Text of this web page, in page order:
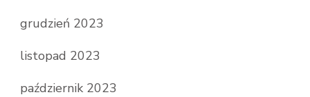
grudzień 2023
listopad 2023
październik 2023